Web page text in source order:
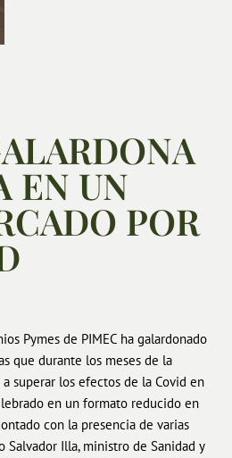
EN UN
POR
Pymes de PIMEC ha galardonado
que durante los meses de la
superar los efectos de la Covid en
en un formato reducido en
con la presencia de varias
Salvador Illa, ministro de Sanidad y